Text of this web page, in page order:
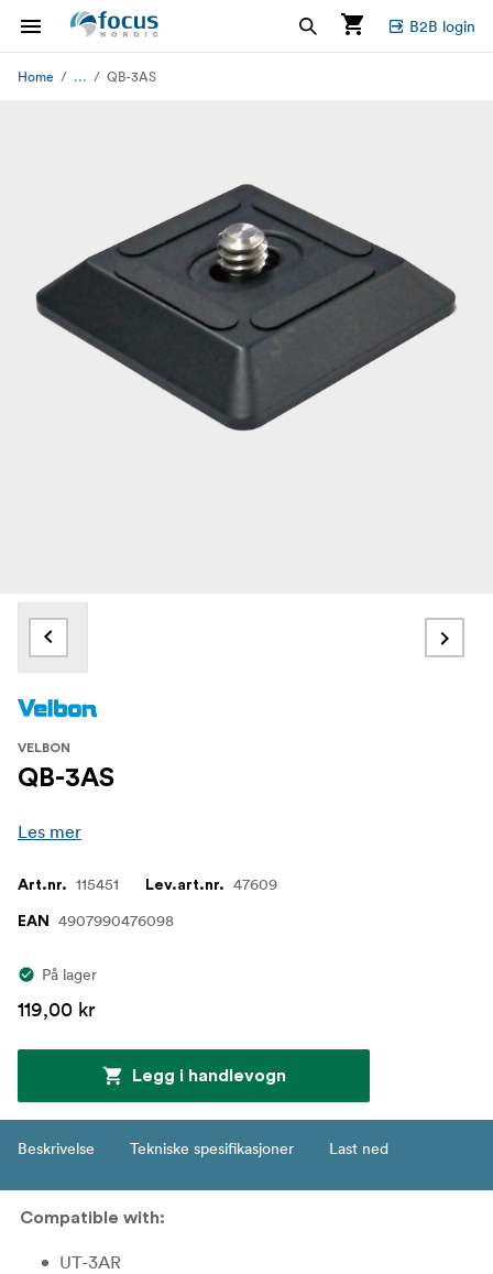
B2B login
Home ... QB-3AS
VELBON
QB-3AS
Les mer
Art.nr. 115451 Lev.art.nr. 47609
EAN 4907990476098
På lager
119,00 kr
Legg i handlevogn
Beskrivelse Tekniske spesifikasjoner Last ned
Compatible with:
UT-3AR